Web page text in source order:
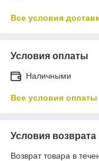
Все условия
Условия оплаты
Наличными
Все условия оплаты
Условия возврата
Возврат товара в